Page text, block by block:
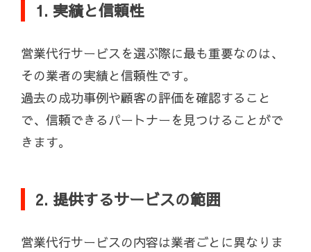
1. 実績と信頼性
営業代行サービスを選ぶ際に最も重要なのは、
その業者の実績と信頼性です。
過去の成功事例や顧客の評価を確認すること
で、信頼できるパートナーを見つけることがで
きます。
2. 提供するサービスの範囲
営業代行サービスの内容は業者ごとに異なりま